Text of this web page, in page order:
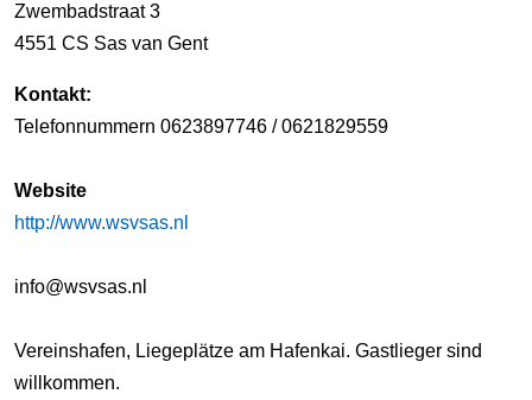
Zwembadstraat 3
4551 CS Sas van Gent
Kontakt:
Telefonnummern 0623897746 / 0621829559
Website
http://www.wsvsas.nl
info@wsvsas.nl
Vereinshafen, Liegeplätze am Hafenkai. Gastlieger sind
willkommen.